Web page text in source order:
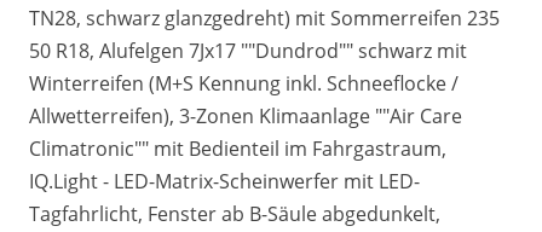
TN28, schwarz glanzgedreht) mit Sommerreifen 235
50 R18, Alufelgen 7Jx17 ""Dundrod"" schwarz mit
Winterreifen (M+S Kennung inkl. Schneeflocke /
Allwetterreifen), 3-Zonen Klimaanlage ""Air Care
Climatronic"" mit Bedienteil im Fahrgastraum,
IQ.Light - LED-Matrix-Scheinwerfer mit LED-
Tagfahrlicht, Fenster ab B-Säule abgedunkelt,